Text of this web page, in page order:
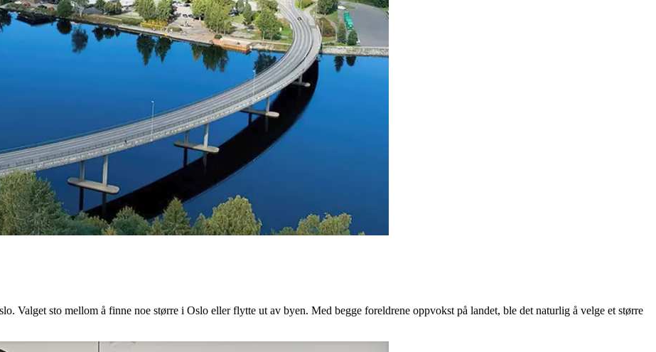
Valget sto mellom å finne noe større i Oslo eller flytte ut av byen. Med begge foreldrene oppvokst på landet, ble det naturlig å velge et større